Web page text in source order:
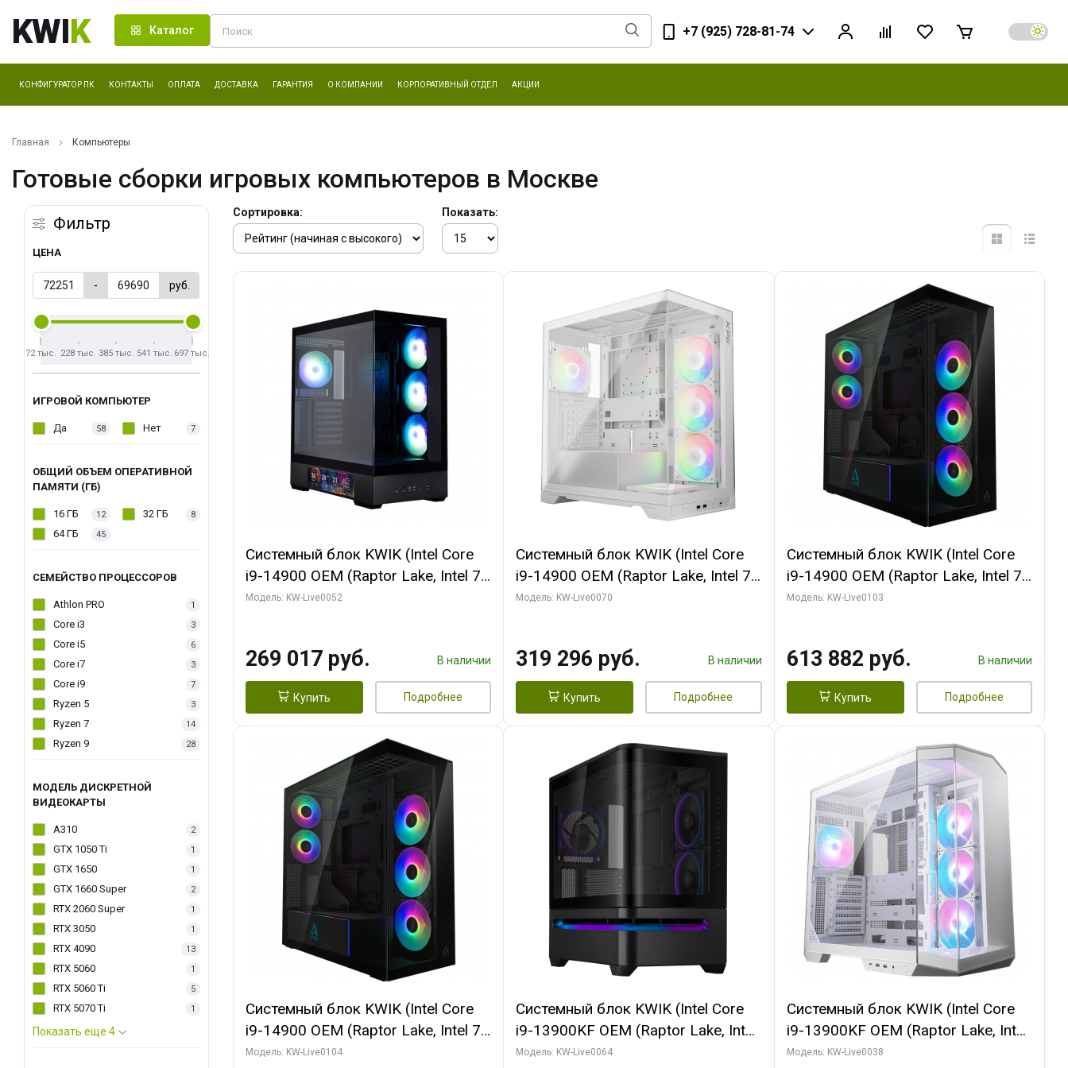
KWIK Каталог +7 (925) 728-81-74
КОНФИГУРАТОР ПК КОНТАКТЫ ОПЛАТА ДОСТАВКА ГАРАНТИЯ О КОМПАНИИ КОРПОРАТИВНЫЙ ОТДЕЛ АКЦИИ
Главная Компьютеры
Готовые сборки игровых компьютеров в Москве
Фильтр
ЦЕНА
- руб.
72 тыс. 228 тыс. 385 тыс. 541 тыс. 697 тыс.
ИГРОВОЙ КОМПЬЮТЕР
Да 58 Нет 7
ОБЩИЙ ОБЪЕМ ОПЕРАТИВНОЙ
ПАМЯТИ (ГБ)
16 ГБ 12 32 ГБ 8
64 ГБ 45
СЕМЕЙСТВО ПРОЦЕССОРОВ
Athlon PRO 1
Core i3 3
Core i5 6
Core i7 3
Core i9 7
Ryzen 5 3
Ryzen 7 14
Ryzen 9 28
МОДЕЛЬ ДИСКРЕТНОЙ
ВИДЕОКАРТЫ
A310 2
GTX 1050 Ti 1
GTX 1650 1
GTX 1660 Super 2
RTX 2060 Super 1
RTX 3050 1
RTX 4090 13
RTX 5060 1
RTX 5060 Ti 5
RTX 5070 Ti 1
Показать еще 4
Сортировка: Показать:
Системный блок KWIK (Intel Core
i9-14900 OEM (Raptor Lake, Intel 7,
C24 16EC/8PC// 64 ГБ ОЗУ (2
256bit 3xDP HD/ 512 ГБ SSD)
Модель: KW-Live0052
269 017 руб. В наличии
Купить Подробнее
Системный блок KWIK (Intel Core
i9-14900 OEM (Raptor Lake, Intel 7,
C24 16EC/8PC// 64 ГБ ОЗУ (2
GDDR7 256bit/ 960 ГБ SSD)
Модель: KW-Live0070
319 296 руб. В наличии
Купить Подробнее
Системный блок KWIK (Intel Core
i9-14900 OEM (Raptor Lake, Intel 7,
C24 16EC/8PC// 64 ГБ ОЗУ (2
Turbo/ 960 ГБ SSD)
Модель: KW-Live0103
613 882 руб. В наличии
Купить Подробнее
Системный блок KWIK (Intel Core
i9-14900 OEM (Raptor Lake, Intel 7,
C24 16EC/8PC// 64 ГБ ОЗУ (2
Модель: KW-Live0104
Системный блок KWIK (Intel Core
i9-13900KF OEM (Raptor Lake, Intel
7, C24 16EC/8P/ 64 ГБ ОЗУ (2
Модель: KW-Live0064
Системный блок KWIK (Intel Core
i9-13900KF OEM (Raptor Lake, Intel
7, C24 16EC/8P/ 32 ГБ ОЗУ (2
Модель: KW-Live0038